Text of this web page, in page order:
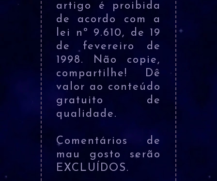
artigo é proibida
de acordo com a
lei nº 9.610, de 19
de fevereiro de
1998. Não copie,
compartilhe! Dê
valor ao conteúdo
gratuito de
qualidade.
Comentários de
mau gosto serão
EXCLUÍDOS.